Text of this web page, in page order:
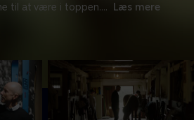
til at være i toppen.... Læs mere